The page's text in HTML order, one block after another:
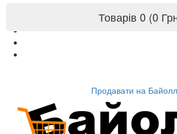
Продавати на Байолл
Товарів 0 (0